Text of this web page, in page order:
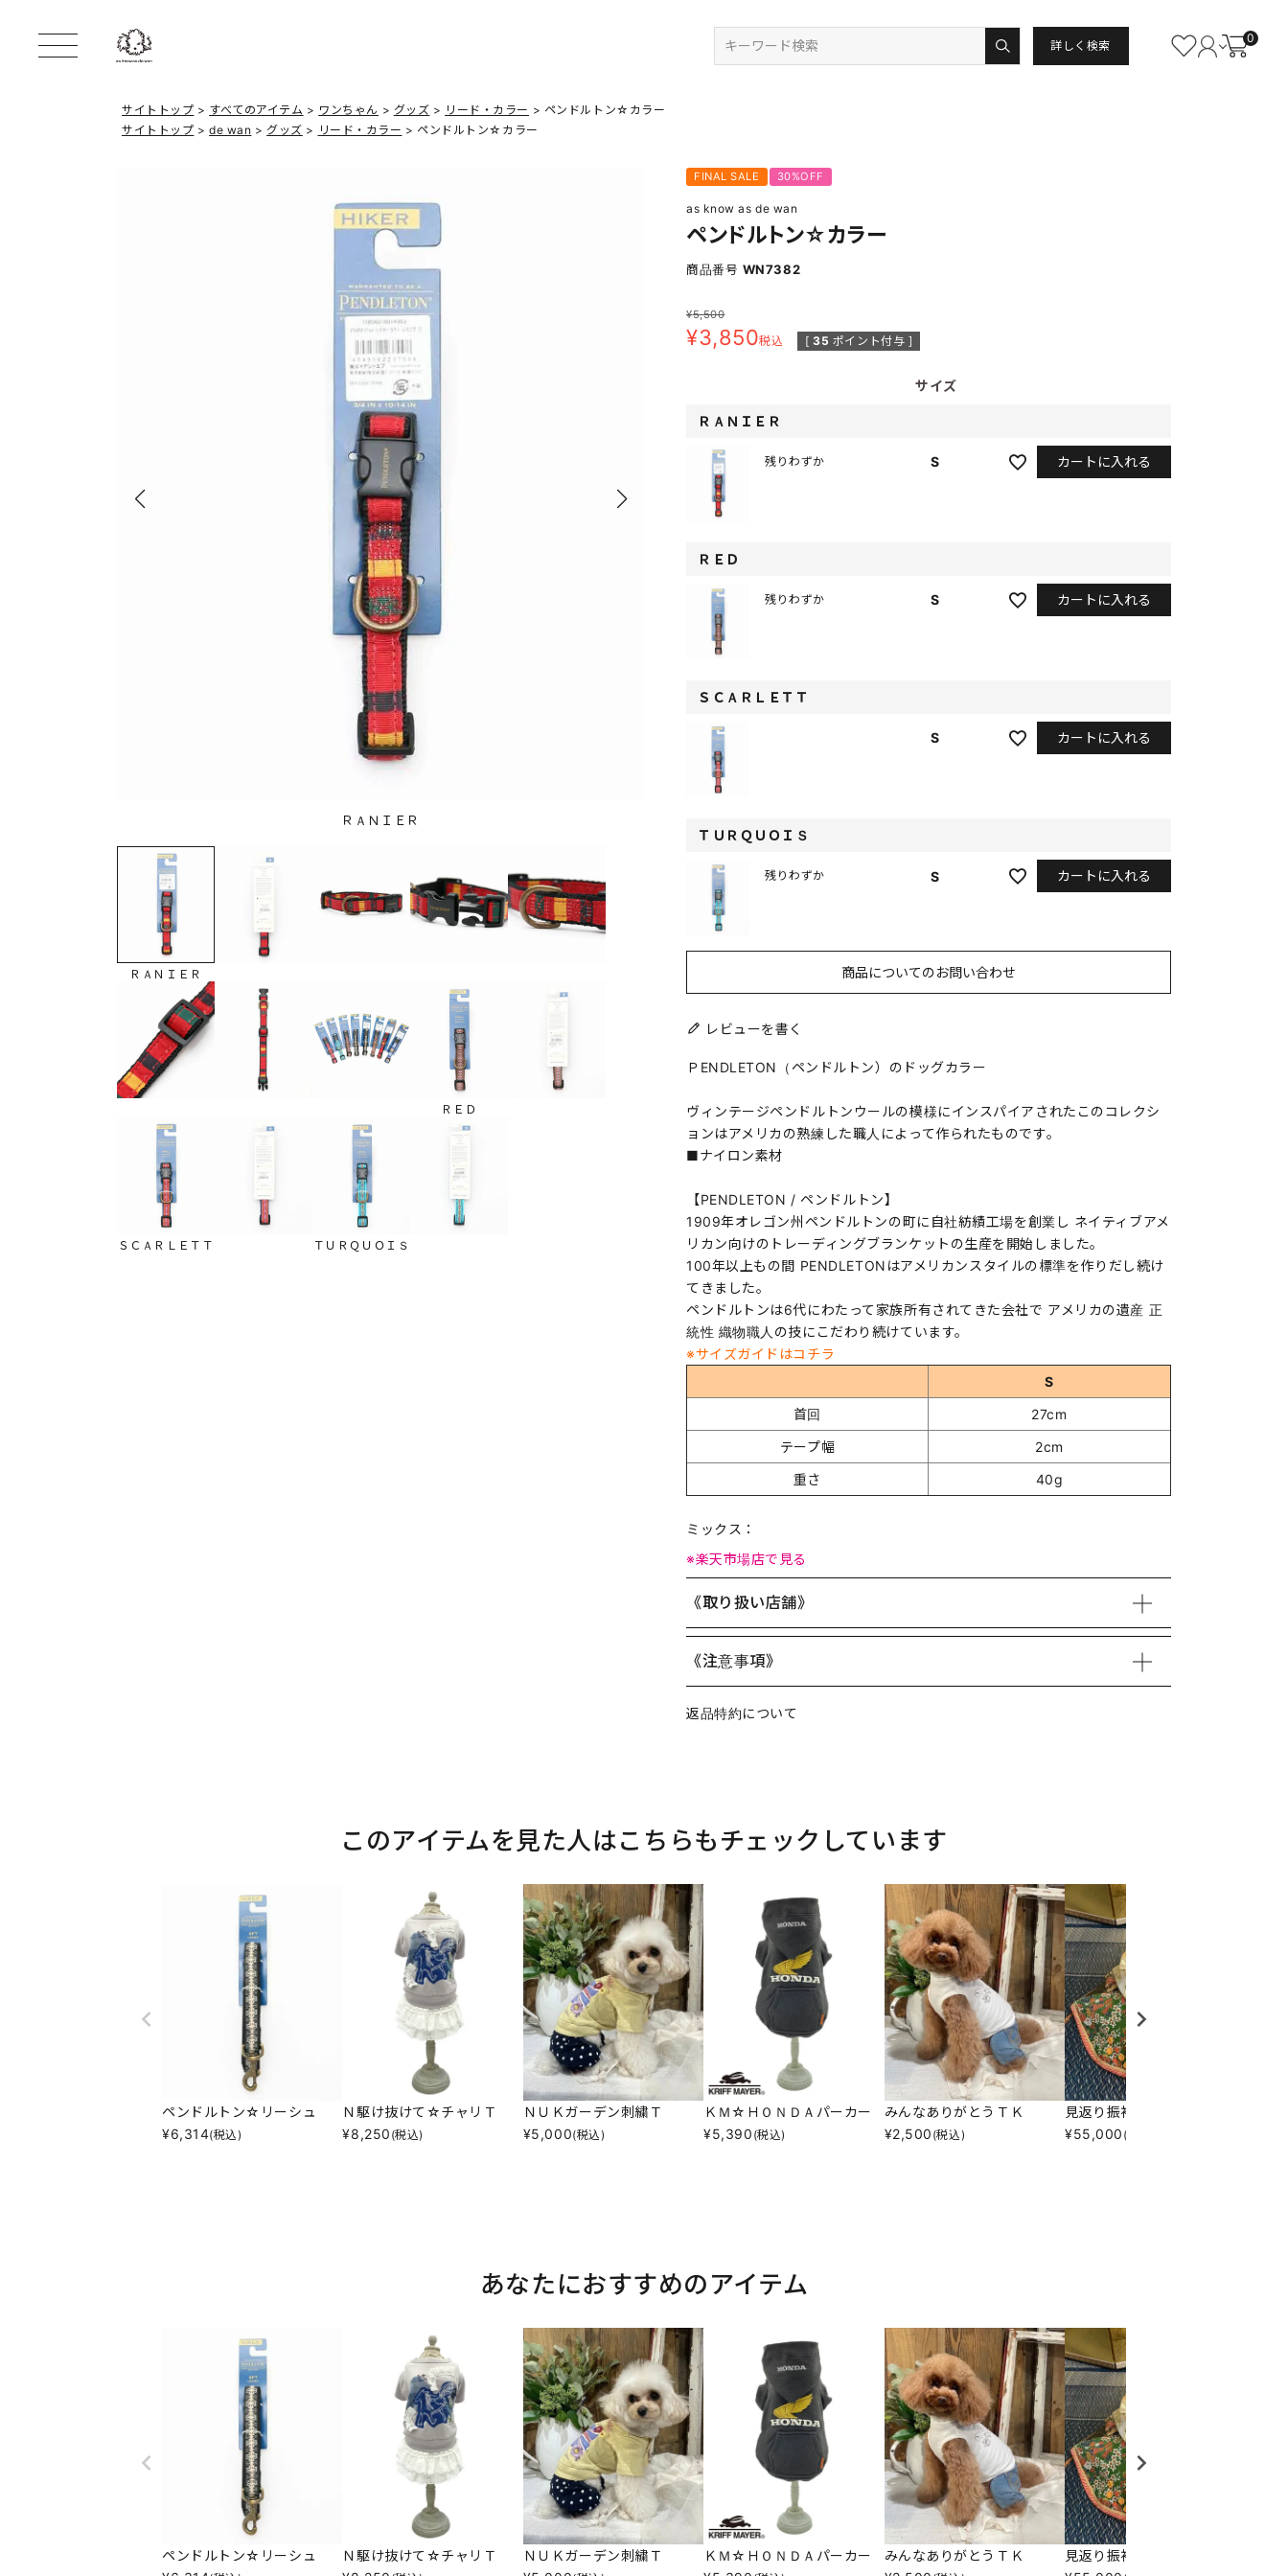
詳しく検索
0
サイトトップ すべてのアイテム ワンちゃん グッズ リード・カラー
ペンドルトン☆カラー
サイトトップ
de wan グッズ リード・カラー ペンドルトン☆カラー
ＲＡＮＩＥＲ
ＲＡＮＩＥＲ
ＲＥＤ
ＳＣＡＲＬＥＴＴ ＴＵＲＱＵＯＩＳ
FINAL SALE 30%OFF
as know as de wan
ペンドルトン☆カラー
商品番号 WN7382
¥5,500
¥3,850税込 [ 35 ポイント付与 ]
サイズ
ＲＡＮＩＥＲ
S
残りわずか カートに入れる
ＲＥＤ
S
残りわずか カートに入れる
ＳＣＡＲＬＥＴＴ
S カートに入れる
ＴＵＲＱＵＯＩＳ
S
残りわずか カートに入れる
商品についてのお問い合わせ
レビューを書く
ＰENDLETON（ペンドルトン）のドッグカラー
ヴィンテージペンドルトンウールの模様にインスパイアされたこのコレクシ
ョンはアメリカの熟練した職人によって作られたものです。
■ナイロン素材
【PENDLETON / ペンドルトン】
1909年オレゴン州ペンドルトンの町に自社紡績工場を創業し ネイティブアメ
リカン向けのトレーディングブランケットの生産を開始しました。
100年以上もの間 PENDLETONはアメリカンスタイルの標準を作りだし続け
てきました。
ペンドルトンは6代にわたって家族所有されてきた会社で アメリカの遺産 正
統性 織物職人の技にこだわり続けています。
※サイズガイドはコチラ
S
首回
27cm
テープ幅
2cm
重さ
40g
ミックス：
※楽天市場店で見る
《取り扱い店舗》
《注意事項》
返品特約について
このアイテムを見た人はこちらもチェックしています
ペンドルトン☆リーシュ
¥6,314(税込)
Ｎ駆け抜けて☆チャリＴ
¥8,250 (税込)
ＮＵＫガーデン刺繍Ｔ
¥5,000(税込)
ＫＭ☆ＨＯＮＤＡパーカー
¥5,390 (税込)
みんなありがとうＴＫ
¥2,500 (税込)
見返り振袖長
¥55,000 (税込)
あなたにおすすめのアイテム
ペンドルトン☆リーシュ
Ｎ駆け抜けて☆チャリＴ
ＮＵＫガーデン刺繍Ｔ
ＫＭ☆ＨＯＮＤＡパーカー
みんなありがとうＴＫ
見返り振袖長